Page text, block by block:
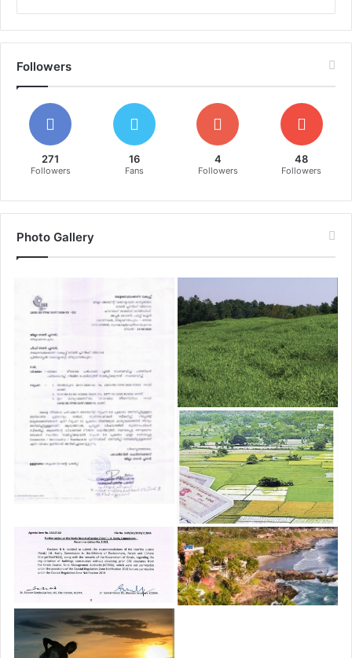
Followers
271
Followers
16
Fans
4
Followers
48
Followers
Photo Gallery